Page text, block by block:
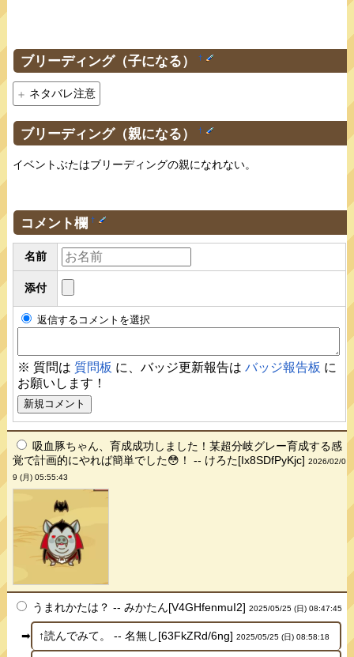
ブリーディング（子になる） †
ネタバレ注意
ブリーディング（親になる） †
イベントぶたはブリーディングの親になれない。
コメント欄 †
名前
添付
返信するコメントを選択
※ 質問は 質問板 に、バッジ更新報告はバッジ報告板 に
お願いします！
吸血豚ちゃん、育成成功しました！某超分岐グレー育成する感
覚で計画的にやれば簡単でした😳！ -- けろた[Ix8SDfPyKjc]2026/02/0
9 (月) 05:55:43
うまれかたは？ -- みかたん[V4GHfenmuI2]2025/05/25 (日) 08:47:45
↑読んでみて。 -- 名無し[63FkZRd/6ng] 2025/05/25 (日) 08:58:18